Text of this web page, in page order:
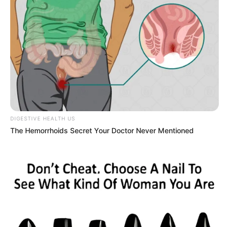
„A feleségemnek és nekem azt mondták, hogy soha nem lehet
gyerekünk… 2 nappal ezelőtt először találkoztunk a lányunkkal.
Soha nem voltam ilyen boldog. ”